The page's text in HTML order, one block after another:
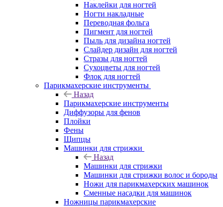
Наклейки для ногтей
Ногти накладные
Переводная фольга
Пигмент для ногтей
Пыль для дизайна ногтей
Слайдер дизайн для ногтей
Стразы для ногтей
Сухоцветы для ногтей
Флок для ногтей
Парикмахерские инструменты
Назад
Парикмахерские инструменты
Диффузоры для фенов
Плойки
Фены
Щипцы
Машинки для стрижки
Назад
Машинки для стрижки
Машинки для стрижки волос и бороды
Ножи для парикмахерских машинок
Сменные насадки для машинок
Ножницы парикмахерские